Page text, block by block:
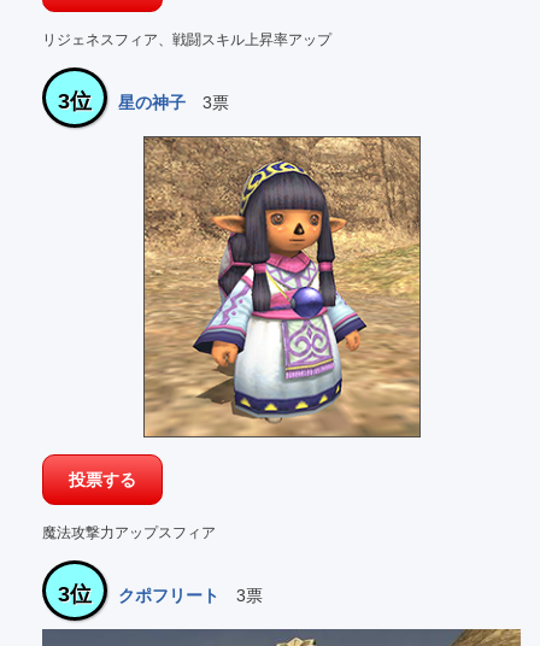
リジェネスフィア、戦闘スキル上昇率アップ
3位 星の神子 3票
魔法攻撃力アップスフィア
3位 クポフリート 3票